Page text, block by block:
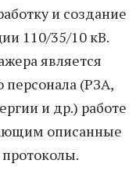
и создание
110/35/10 кВ.
является
персонала (РЗА,
и др.) работе
описанные